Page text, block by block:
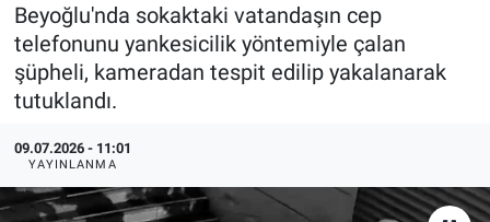
Beyoğlu'nda sokaktaki vatandaşın cep
telefonunu yankesicilik yöntemiyle çalan
şüpheli, kameradan tespit edilip yakalanarak
tutuklandı.
09.07.2026 - 11:01
YAYINLANMA
Haber Arşivi